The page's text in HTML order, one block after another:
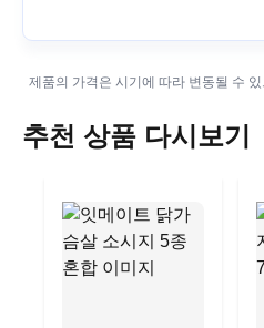
제품의 가격은 시기에 따라 변동될 수
추천 상품 다시보기